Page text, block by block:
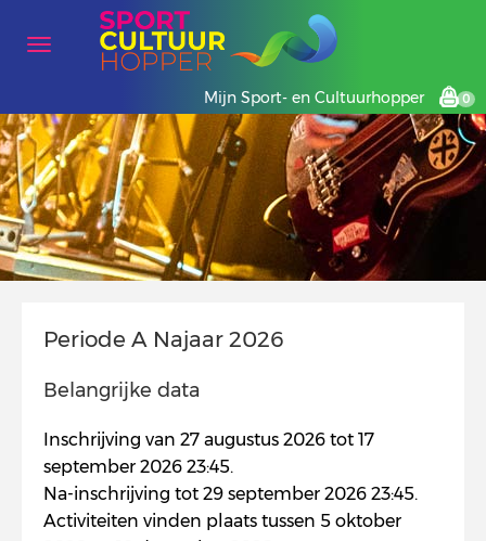
Mijn Sport- en Cultuurhopper 0
Periode A Najaar 2026
Belangrijke data
Inschrijving van 27 augustus 2026 tot 17
september 2026 23:45.
Na-inschrijving tot 29 september 2026 23:45.
Activiteiten vinden plaats tussen 5 oktober